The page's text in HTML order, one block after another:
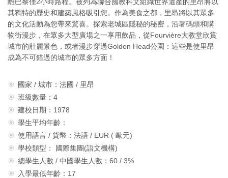
其獨特的歷史和建築風格吸引您。作為美食之都，里昂將以其眾多
的文化活動為您帶來驚喜。探索老城區隱秘的秘密，沿著碼頭和購
物街漫步，在眾多大型廣場之一享用飲品，從Fourvière大教堂欣賞
城市的壯麗景色，或者漫步穿過Golden Head公園：這些是使里昂
成為不可錯過的城市的眾多方面！
國家 / 城市：法國 / 里昂
班級數量：4
建校日期：1978
學生平均年齡：
使用語言 / 貨幣：法語 / EUR ( 歐元)
學校類型： 國際集團(語文機構)
總學生人數 / 中國學生人數：60 / 3%
入學最低年齡：17